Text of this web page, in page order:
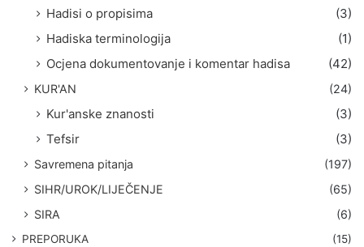
Hadisi o propisima
(3)
Hadiska terminologija
(1)
Ocjena dokumentovanje i komentar hadisa
(42)
KUR'AN (24)
Kur'anske znanosti
(3)
Tefsir
(3)
Savremena pitanja
(197)
SIHR/UROK/LIJEČENJE
(65)
SIRA
(6)
PREPORUKA (15)